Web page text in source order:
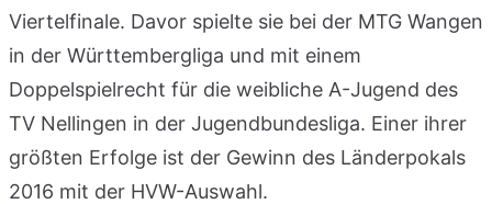
Viertelfinale. Davor spielte sie bei der MTG Wangen
in der Württembergliga und mit einem
Doppelspielrecht für die weibliche A-Jugend des
TV Nellingen in der Jugendbundesliga. Einer ihrer
größten Erfolge ist der Gewinn des Länderpokals
2016 mit der HVW-Auswahl.